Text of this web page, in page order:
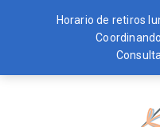
Horario de retiros
to